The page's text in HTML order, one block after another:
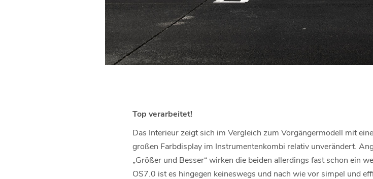
Top verarbeitet!
Das Interieur zeigt sich im Vergleich zum Vorgängermodell mit
großen Farbdisplay im Instrumentenkombi relativ unverändert.
„Größer und Besser“ wirken die beiden allerdings fast schon ein
OS7.0 ist es hingegen keineswegs und nach wie vor simpel und